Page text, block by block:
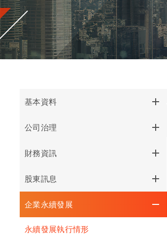
基本資料
公司基本資訊
組織架構
公司治理
董事會
委員會
內部稽核
公司治理運作情形
財務資訊
財務報表
法人說明會
股東訊息
重大訊息
股東會
企業永續發展
永續發展執行情形